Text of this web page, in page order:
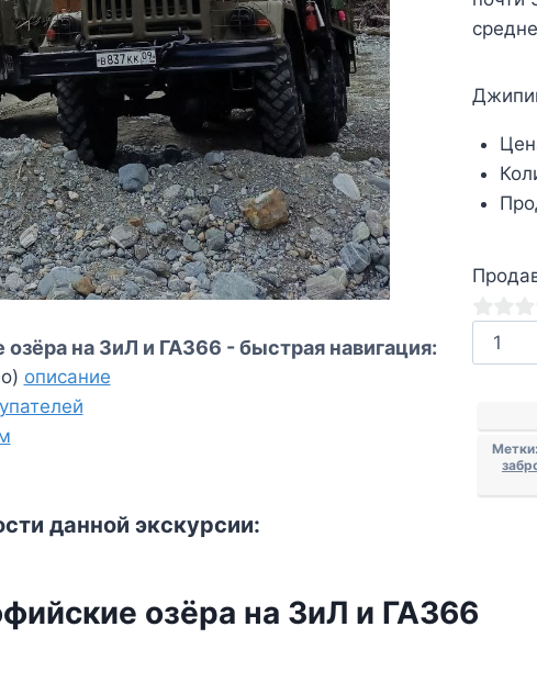
из
товара
ГАЗ66
на ЗиЛ и ГАЗ66 - быстрая навигация:
описание
данной экскурсии:
озёра на ЗиЛ и ГАЗ66